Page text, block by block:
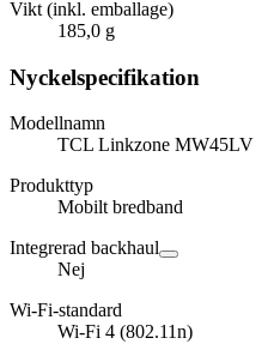
Vikt (inkl. emballage)
185,0 g
Nyckelspecifikation
Modellnamn
TCL Linkzone MW45LV
Produkttyp
Mobilt bredband
Integrerad backhaul
Nej
Wi-Fi-standard
Wi-Fi 4 (802.11n)